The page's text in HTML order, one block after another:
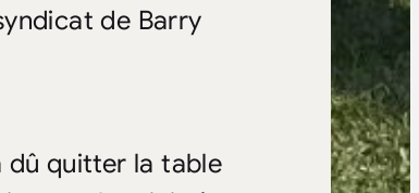
de Barry
dû quitter la table